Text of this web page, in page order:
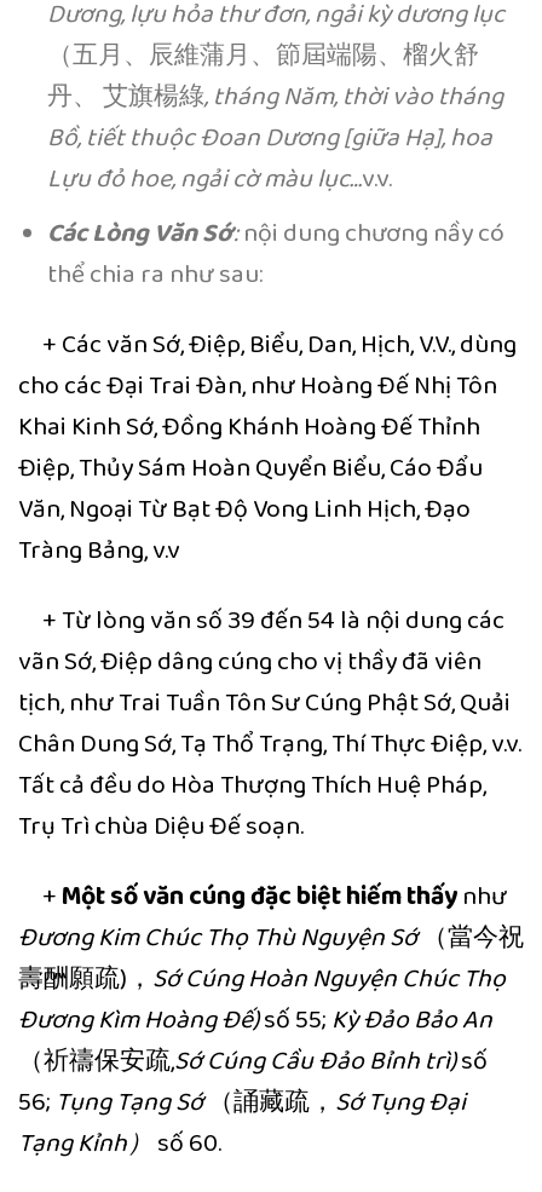
Dương, lựu hỏa thư đơn, ngải kỳ dương lục
（五月、辰維蒲月、節屆端陽、榴火舒
丹、 艾旗楊綠, tháng Năm, thời vào tháng
Bồ, tiết thuộc Đoan Dương [giữa Hạ], hoa
Lựu đỏ hoe, ngải cờ màu lục…v.v.
Các Lòng Văn Sớ:nội dung chương nầy có
thể chia ra như sau:
+ Các văn Sớ, Điệp, Biểu, Dan, Hịch, V.V., dùng
cho các Đại Trai Đàn, như Hoàng Đế Nhị Tôn
Khai Kinh Sớ, Đồng Khánh Hoàng Đế Thỉnh
Điệp, Thủy Sám Hoàn Quyển Biểu, Cáo Đẩu
Văn, Ngoại Từ Bạt Độ Vong Linh Hịch, Đạo
Tràng Bảng, v.v
+ Từ lòng văn số 39 đến 54 là nội dung các
vãn Sớ, Điệp dâng cúng cho vị thầy đã viên
tịch, như Trai Tuần Tôn Sư Cúng Phật Sớ, Quải
Chân Dung Sớ, Tạ Thổ Trạng, Thí Thực Điệp, v.v.
Tất cả đều do Hòa Thượng Thích Huệ Pháp,
Trụ Trì chùa Diệu Đế soạn.
+Một số văn cúng đặc biệt hiếm thấynhư
Đương Kim Chúc Thọ Thù Nguyện Sớ（當今祝
壽酬願疏)， Sớ Cúng Hoàn Nguyện Chúc Thọ
Đương Kìm Hoàng Đế)số 55; Kỳ Đảo Bảo An
（祈禱保安疏,Sớ Cúng Cầu Đảo Bỉnh trì)số
56; Tụng Tạng Sớ（誦藏疏， Sớ Tụng Đại
Tạng Kỉnh） số 60.